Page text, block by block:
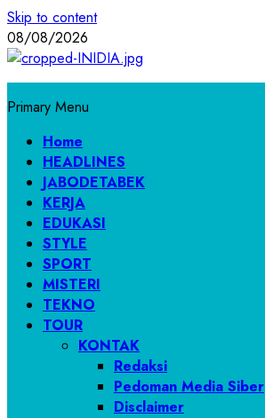
Skip to content
08/08/2026
Primary Menu
Home
HEADLINES
JABODETABEK
KERJA
EDUKASI
STYLE
SPORT
MISTERI
TEKNO
TOUR
KONTAK
Redaksi
Pedoman Media Siber
Disclaimer